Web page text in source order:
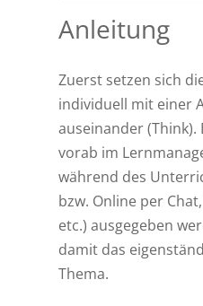
Anleitung
Zuerst setzen sich
individuell mit einer
auseinander (Think).
vorab im
während des
bzw. Online per
etc.) ausgegeben
damit das
Thema.